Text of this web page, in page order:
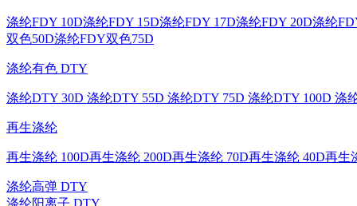
涤纶FDY 10D涤纶FDY 15D涤纶FDY 17D涤纶FDY 20D涤纶
双色50D涤纶FDY双色75D
涤纶有色 DTY
涤纶DTY 30D 涤纶DTY 55D 涤纶DTY 75D 涤纶DTY 100D 涤
再生涤纶
再生涤纶 100D再生涤纶 200D再生涤纶 70D再生涤纶 40D再生
涤纶高弹 DTY
涤纶阳离子 DTY